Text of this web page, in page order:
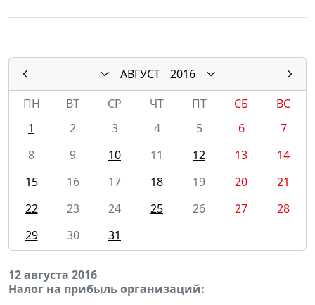
АВГУСТ
2016
ПН
ВТ СР ЧТ ПТ СБ
ВС
1
2 3 4 5 6
7
8
9 10 11 12 13
14
15
16 17 18 19 20
21
22
23 24 25 26 27
28
29
30 31
12 августа 2016
Налог на прибыль организаций: